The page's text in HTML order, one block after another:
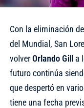
Con la eliminación
del Mundial, San
volverOrlando Gill
a
futuro continúa
que despertó en
tiene una fecha